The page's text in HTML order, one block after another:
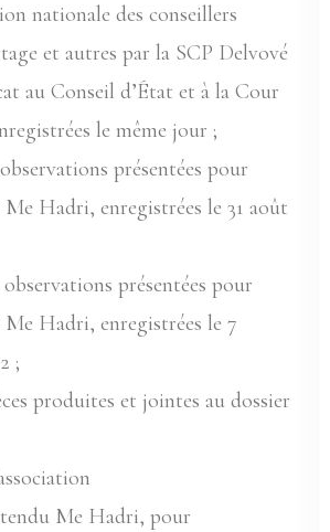
nationale des conseillers
et autres par la SCP Delvové
au Conseil d’État et à la Cour
le même jour ;
présentées pour
Hadri, enregistrées le 31 août
présentées pour
Hadri, enregistrées le 7
;
produites et jointes au dossier
Me Hadri, pour